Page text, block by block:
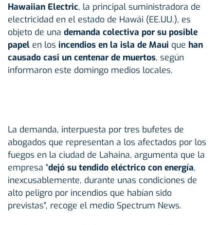
Hawaiian Electric, la principal suministradora de
electricidad en el estado de Hawái (EE.UU.), es
objeto de una demanda colectiva por su posible
papel en los incendios en la isla de Maui que han
causado casi un centenar de muertos, según
informaron este domingo medios locales.
La demanda, interpuesta por tres bufetes de
abogados que representan a los afectados por los
fuegos en la ciudad de Lahaina, argumenta que la
empresa "dejó su tendido eléctrico con energía,
inexcusablemente, durante unas condiciones de
alto peligro por incendios que habían sido
previstas", recoge el medio Spectrum News.